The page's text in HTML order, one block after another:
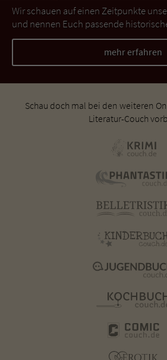
Wir schauen auf einen Zeitpunkte
und nennen Euch passende
mehr erfahren
Schau doch mal bei den weiteren
Literatur-Couch